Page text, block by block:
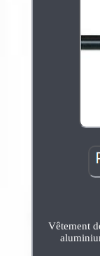
Vêtement